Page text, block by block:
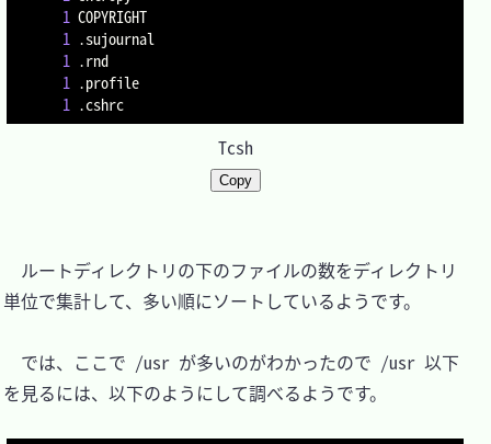
1 COPYRIGHT
1 .sujournal
1 .rnd
1 .profile
1
Tcsh
Copy
ルートディレクトリの下のファイルの数をディレクトリ
単位で集計して、多い順にソートしているようです。
では、ここで /usr が多いのがわかったので /usr 以下
を見るには、以下のようにして調べるようです。